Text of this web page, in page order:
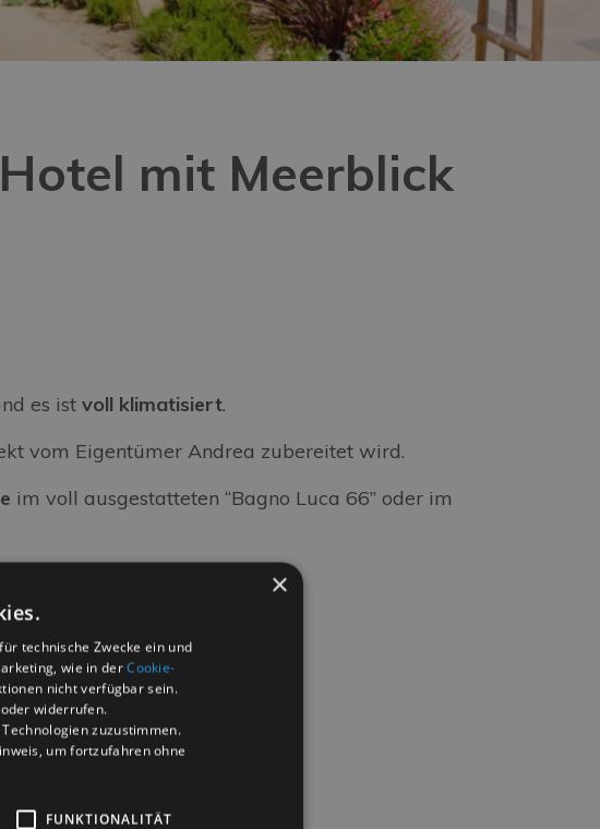
mit Meerblick
es ist voll klimatisiert.
vom Eigentümer Andrea zubereitet wird.
im voll ausgestatteten “Bagno Luca 66” oder im
×
technische Zwecke ein und
wie in derCookie-
nicht verfügbar sein.
widerrufen.
zuzustimmen.
um fortzufahren ohne
FUNKTIONALITÄT